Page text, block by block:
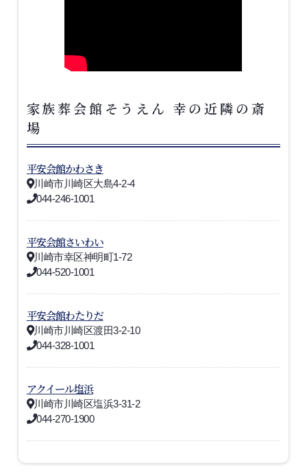
家族葬会館そうえん 幸の近隣の斎
場
平安会館かわさき
川崎市川崎区大島4-2-4
044-246-1001
平安会館さいわい
川崎市幸区神明町1-72
044-520-1001
平安会館わたりだ
川崎市川崎区渡田3-2-10
044-328-1001
アクイール塩浜
川崎市川崎区塩浜3-31-2
044-270-1900